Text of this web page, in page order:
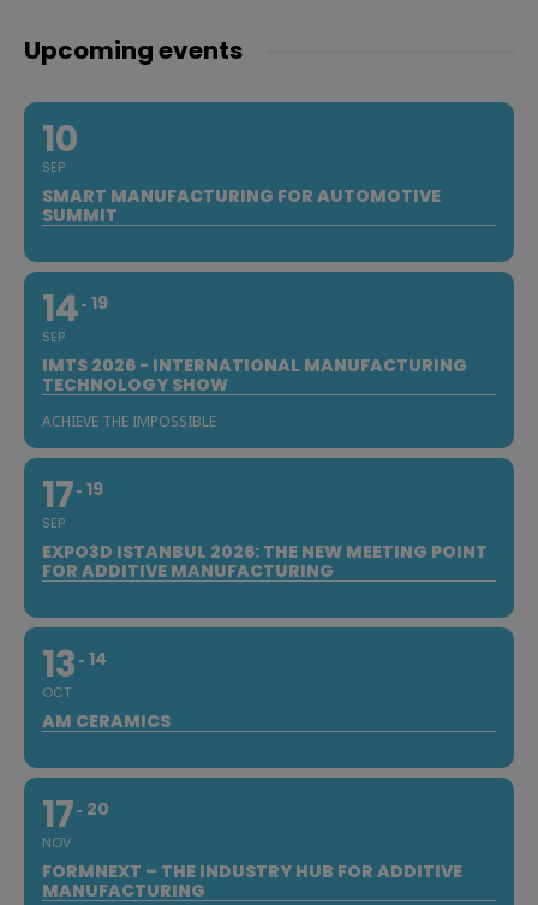
Upcoming events
10
SEP
SMART MANUFACTURING FOR AUTOMOTIVE
SUMMIT
14
SEP
19
IMTS 2026 - INTERNATIONAL MANUFACTURING
TECHNOLOGY SHOW
ACHIEVE THE IMPOSSIBLE
17
SEP
19
EXPO3D ISTANBUL 2026: THE NEW MEETING POINT
FOR ADDITIVE MANUFACTURING
13
OCT
14
AM CERAMICS
17
NOV
20
FORMNEXT – THE INDUSTRY HUB FOR ADDITIVE
MANUFACTURING